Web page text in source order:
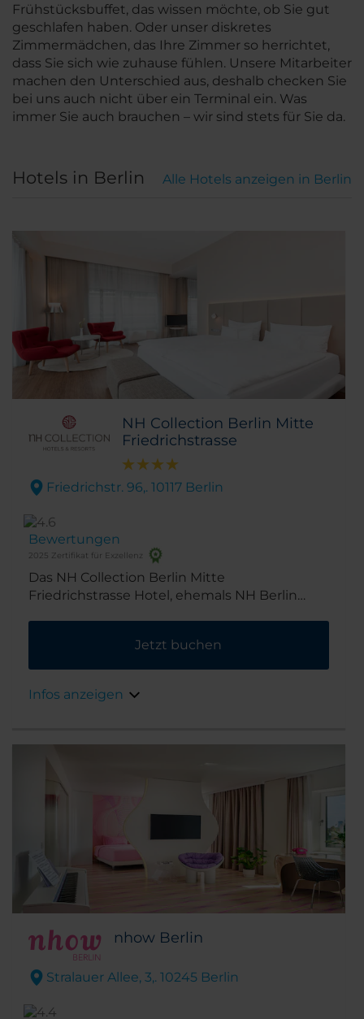
Frühstücksbuffet, das wissen möchte, ob Sie gut
geschlafen haben. Oder unser diskretes
Zimmermädchen, das Ihre Zimmer so herrichtet,
dass Sie sich wie zuhause fühlen. Unsere Mitarbeiter
machen den Unterschied aus, deshalb checken Sie
bei uns auch nicht über ein Terminal ein. Was
immer Sie auch brauchen – wir sind stets für Sie da.
Hotels in Berlin Alle Hotels anzeigen in Berlin
NH Collection Berlin Mitte
Friedrichstrasse
Friedrichstr. 96,. 10117 Berlin
Bewertungen
2025 Zertifikat für Exzellenz
Das NH Collection Berlin Mitte
Friedrichstrasse Hotel, ehemals NH Berlin
damit in der Nähe der bekanntesten
Sehenswürdigkeiten und
aus ist es nur ein kurzer Spaziergang zum
ideal, mit unseren 10 Veranstaltungsräumen
haben wir auch Platz für Veranstaltungen mit
Jetzt buchen
Infos anzeigen
nhow Berlin
Stralauer Allee, 3,. 10245 Berlin